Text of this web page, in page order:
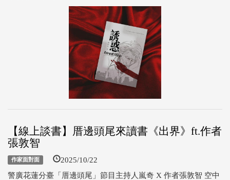
【線上談書】厝邊頭尾來讀書《出界》ft.作者
張敦智
作家面對面 2025/10/22
警廣花蓮分臺「厝邊頭尾」節目主持人嵐奇 X 作者張敦智 空中